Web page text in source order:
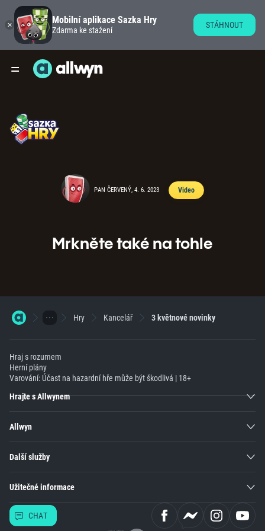
PAN ČERVENÝ, 4. 6. 2023 Video
Mrkněte také na tohle
Hry Kancelář 3 květnové novinky
Hraj s rozumem
Herní plány
Varování: Účast na hazardní hře může být škodlivá | 18+
Hrajte s Allwynem
Allwyn
Další služby
Užitečné informace
CHAT
Mobilní aplikace Sazka Hry
Zdarma ke stažení
STÁHNOUT